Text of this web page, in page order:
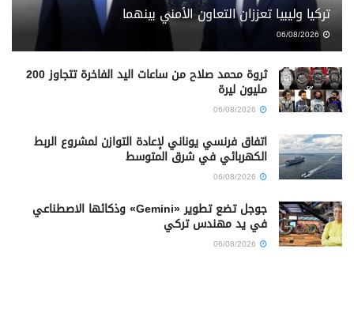
تركيا وليبيا تعززان التعاون الأمني بينهما
06/08/2026
ثروة محمد صلاح من ساعات اليد الفاخرة تتجاوز 200
مليون ليرة
اتفاق فرنسي يوناني لإعادة التوازن لمشروع الربط
الكهربائي في شرق المتوسط
جوجل تضع تطوير «Gemini» وذكائها الاصطناعي
في يد مهندس تركي